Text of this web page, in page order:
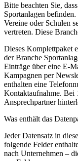
Bitte beachten Sie,
Sportanlagen
Vereine oder Schulen
vertreten. Diese
Dieses Komplettpaket
der Branche
Einträge über eine E-
Kampagnen per
enthalten eine
Kontaktaufnahme. Bei
Ansprechpartner
Was enthält das
Jeder Datensatz in
folgende Felder
nach Unternehmen –